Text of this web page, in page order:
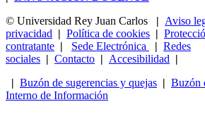
© Universidad Rey Juan Carlos
| Aviso
privacidad | Política de cookies |
contratante | Sede Electrónica | Redes
sociales | Contacto | Accesibilidad |
| Buzón de sugerencias y quejas | Buzón
Interno de Información